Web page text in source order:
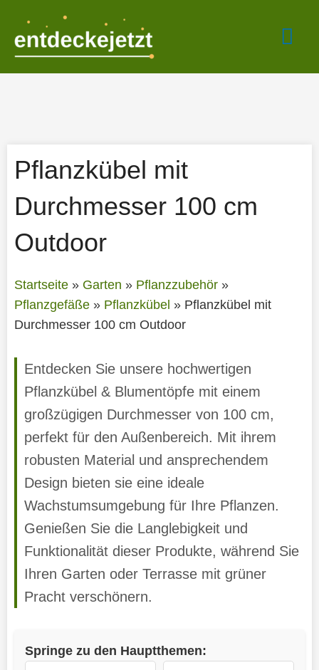
springen
Pflanzkübel mit
Durchmesser 100 cm
Outdoor
Startseite» Garten » Pflanzzubehör»
Pflanzgefäße» Pflanzkübel » Pflanzkübel mit
Durchmesser 100 cm Outdoor
Entdecken Sie unsere hochwertigen
Pflanzkübel & Blumentöpfe mit einem
großzügigen Durchmesser von 100 cm,
perfekt für den Außenbereich. Mit ihrem
robusten Material und ansprechendem
Design bieten sie eine ideale
Wachstumsumgebung für Ihre Pflanzen.
Genießen Sie die Langlebigkeit und
Funktionalität dieser Produkte, während Sie
Ihren Garten oder Terrasse mit grüner
Pracht verschönern.
Springe zu den Hauptthemen: